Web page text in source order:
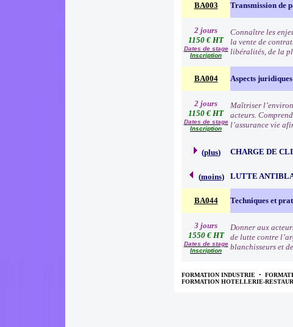
BA003 Transmission de
2 jours
1150 € HT
Dates de stage
Inscription
Connaître les
la vente de
libéralités, de la
BA004 Aspects
2 jours
1150 € HT
Dates de stage
Inscription
Maîtriser
acteurs.
l’assurance vie
(plus) CHARGE DE
(moins) LUTTE
BA044 Techniques et
3 jours
1550 € HT
Dates de stage
Inscription
Donner aux
de lutte contre
blanchisseurs et
FORMATION INDUSTRIE •
FORMATION HOTELLERIE-